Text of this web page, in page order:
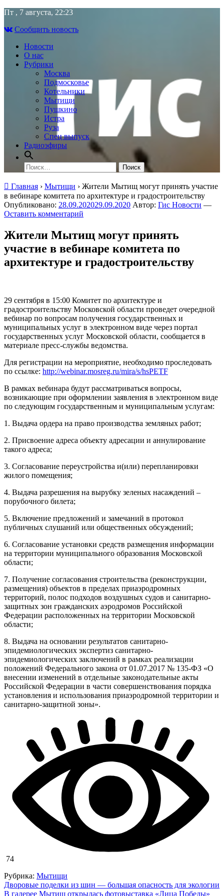
Skip
content
Пт , 7 августа, 22:23
Сообщить новость
Новости
О нас
Рубрики
Москва
Подмосковье
Котельники
Мытищи
Пушкино
Истра
Руза
Спец выпуск
Радиоэфиры
Найти:
Главная › Мытищи › Жители Мытищ могут принять участие
в вебинаре комитета по архитектуре и градостроительству
Опубликовано: 28.09.202029.09.2020 Автор: Гис Новости —
Оставить комментарий
Жители Мытищ могут принять
участие в вебинаре комитета по
архитектуре и градостроительству
29 сентября в 15:00 Комитет по архитектуре и
градостроительству Московской области проведет очередной
вебинар по вопросам получения государственных и
муниципальных услуг в электронном виде через портал
государственных услуг Московской области, сообщается в
материале пресс-службы ведомства.
Для регистрации на мероприятие, необходимо проследовать
по ссылке: http://webinar.mosreg.ru/mira/s/hsPETF
В рамках вебинара будут рассматриваться вопросы,
возникающие при оформлении заявления в электронном виде
по следующим государственным и муниципальным услугам:
1. Выдача ордера на право производства земляных работ;
2. Присвоение адреса объекту адресации и аннулирование
такого адреса;
3. Согласование переустройства и(или) перепланировки
жилого помещения;
4. Выдача разрешения на вырубку зеленых насаждений –
порубочного билета;
5. Включение предложений и замечаний в протокол
публичных слушаний или общественных обсуждений;
6. Согласование установки средств размещения информации
на территории муниципального образования Московской
области;
7. Получение согласования строительства (реконструкции,
размещения) объектов в пределах приаэродромных
территорий, полос подходов воздушных судов и санитарно-
защитных зон гражданских аэродромов Российской
Федерации расположенных на территории Московской
области;
8. Выдача на основании результатов санитарно-
эпидемиологических экспертиз санитарно-
эпидемиологических заключений в рамках реализации
положений Федерального закона от 01.07.2017 № 135-ФЗ «О
внесении изменений в отдельные законодательные акты
Российской Федерации в части совершенствования порядка
установления и использования приаэродромной территории и
санитарно-защитной зоны».
74
Рубрика: Мытищи
Навигация
Дворовые поделки из шин — большая опасность для экологии
В галерее Мытищ открылась фотовыставка «Лица Победы»